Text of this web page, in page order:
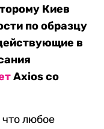
Киев
по образцу
в
Axios со
любое